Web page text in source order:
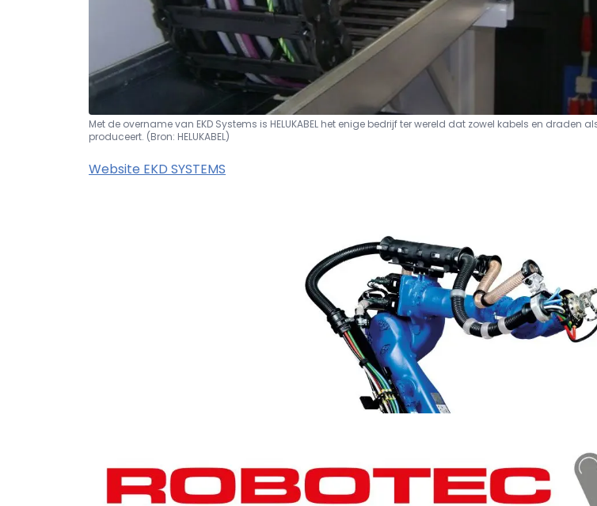
Met de overname van EKD Systems is HELUKABEL het enige bedrijf ter wereld dat zowel kabels en draden
produceert. (Bron: HELUKABEL)
Website EKD SYSTEMS